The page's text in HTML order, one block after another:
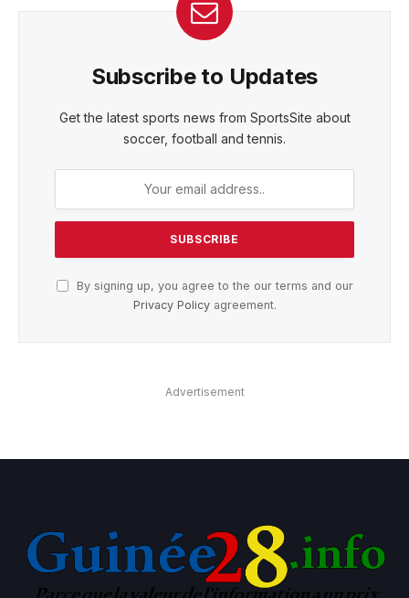
Subscribe to Updates
Get the latest sports news from SportsSite about
soccer, football and tennis.
By signing up, you agree to the our terms and our
Privacy Policyagreement.
Advertisement